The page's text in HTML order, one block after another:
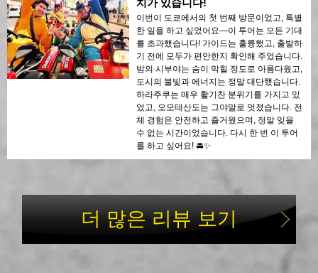
치가 있습니다!
이번이 도쿄에서의 첫 번째 방문이었고, 특별
한 일을 하고 싶었어요—이 투어는 모든 기대
를 초과했습니다! 가이드는 훌륭했고, 출발하
기 전에 모두가 편안한지 확인해 주었습니다.
밤의 시부야는 숨이 막힐 정도로 아름다웠고,
도시의 불빛과 에너지는 정말 대단했습니다.
하라주쿠는 매우 활기찬 분위기를 가지고 있
었고, 오모테산도는 그야말로 멋졌습니다. 전
체 경험은 안전하고 즐거웠으며, 정말 잊을
수 없는 시간이었습니다. 다시 한 번 이 투어
를 하고 싶어요! 🚘✨
더 많은 리뷰 보기